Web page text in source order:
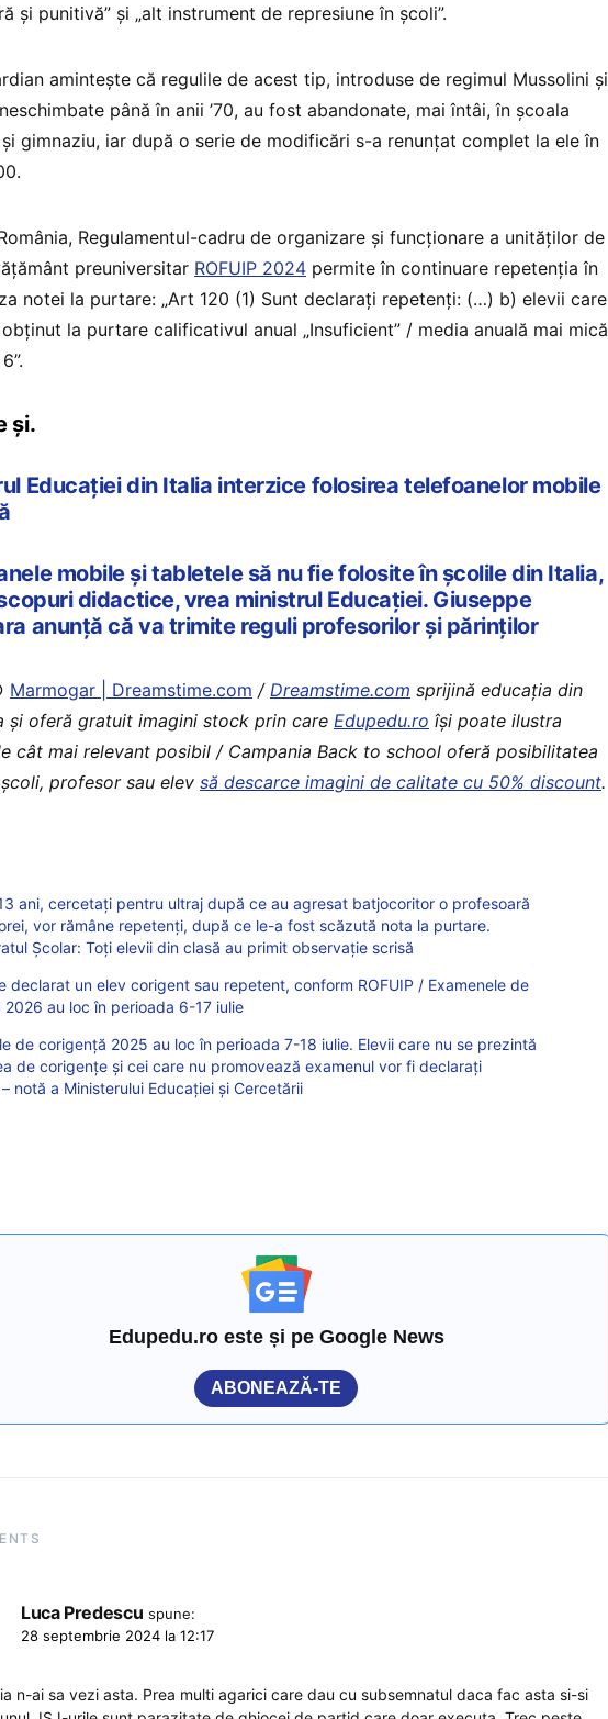
și punitivă” și „alt instrument de represiune în școli”.
amintește că regulile de acest tip, introduse de regimul Mussolini și
până în anii ’70, au fost abandonate, mai întâi, în școala
gimnaziu, iar după o serie de modificări s-a renunțat complet la ele în
Regulamentul-cadru de organizare și funcționare a unităților de
preuniversitar ROFUIP 2024 permite în continuare repetenția în
notei la purtare: „Art 120 (1) Sunt declarați repetenți: (…) b) elevii care
la purtare calificativul anual „Insuficient” / media anuală mai mică
și.
Educației din Italia interzice folosirea telefoanelor mobile
mobile și tabletele să nu fie folosite în școlile din Italia,
didactice, vrea ministrul Educației. Giuseppe
anunță că va trimite reguli profesorilor și părinților
Marmogar | Dreamstime.com / Dreamstime.com sprijină educaţia din
şi oferă gratuit imagini stock prin care Edupedu.ro îşi poate ilustra
cât mai relevant posibil / Campania Back to school oferă posibilitatea
profesor sau elev să descarce imagini de calitate cu 50% discount.
ani, cercetați pentru ultraj după ce au agresat batjocoritor o profesoară
vor rămâne repetenți, după ce le-a fost scăzută nota la purtare.
Școlar: Toți elevii din clasă au primit observație scrisă
declarat un elev corigent sau repetent, conform ROFUIP / Examenele de
au loc în perioada 6-17 iulie
de corigență 2025 au loc în perioada 7-18 iulie. Elevii care nu se prezintă
de corigențe și cei care nu promovează examenul vor fi declarați
notă a Ministerului Educației și Cercetării
Edupedu.ro este și pe Google News
ABONEAZĂ-TE
Luca Predescu spune:
28 septembrie 2024 la 12:17
n-ai sa vezi asta. Prea multi agarici care dau cu subsemnatul daca fac asta si-si